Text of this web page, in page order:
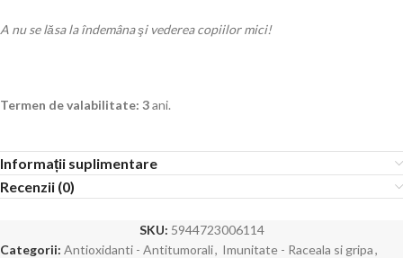
A nu se lăsa la îndemâna şi vederea copiilor mici!
Termen de valabilitate: 3ani.
Informații suplimentare
Recenzii (0)
SKU: 5944723006114
Categorii: Antioxidanti - Antitumorali, Imunitate - Raceala si gripa,